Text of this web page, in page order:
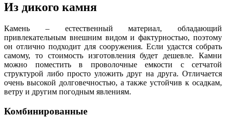
Из дикого камня
Камень – естественный материал, обладающий
привлекательным внешним видом и фактурностью, поэтому
он отлично подходит для сооружения. Если удастся собрать
самому, то стоимость изготовления будет дешевле. Камни
можно поместить в проволочные емкости с сетчатой
структурой либо просто уложить друг на друга. Отличается
очень высокой долговечностью, а также устойчив к осадкам,
ветру и другим погодным явлениям.
Комбинированные